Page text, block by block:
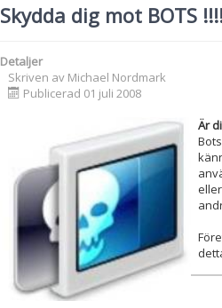
Skydda dig mot BOTS
Detaljer
Skriven av Michael Nordmark
Publicerad 01 juli 2008
Är